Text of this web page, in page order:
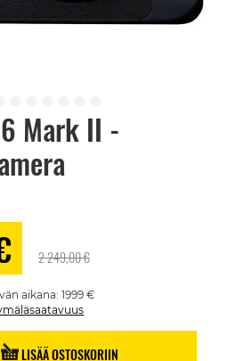
Mark II -
2 249,00 €
aikana: 1999 €
LISÄÄ OSTOSKORIIN